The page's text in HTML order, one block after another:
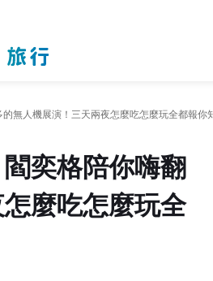
無人機展演！三天兩夜怎麼吃怎麼玩全都報你
奕格陪你嗨翻
麼吃怎麼玩全